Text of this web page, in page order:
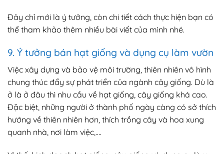
Đây chỉ mới là ý tưởng, còn chi tiết cách thực hiện bạn có
thể tham khảo thêm nhiều bài viết của mình nhé.
9. Ý tưởng bán hạt giống và dụng cụ làm vườn
Việc xây dựng và bảo vệ môi trường, thiên nhiên vô hình
chung thúc đẩy sự phát triển của ngành cây giống. Dù là
ở là ở đâu thì nhu cầu về hạt giống, cây giống khá cao.
Đặc biệt, những người ở thành phố ngày càng có sở thích
hướng về thiên nhiên hơn, thích trồng cây và hoa xung
quanh nhà, nơi làm việc,….